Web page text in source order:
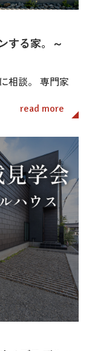
する家。～
相談。 専門家
read more